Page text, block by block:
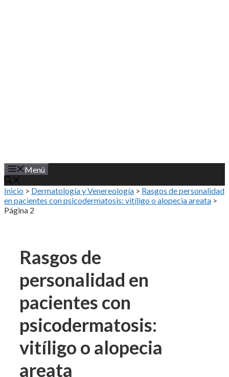
Menú
Inicio > Dermatología y Venereología > Rasgos de personalidad
en pacientes con psicodermatosis: vitíligo o alopecia areata >
Página 2
Rasgos de
personalidad en
pacientes con
psicodermatosis:
vitíligo o alopecia
areata